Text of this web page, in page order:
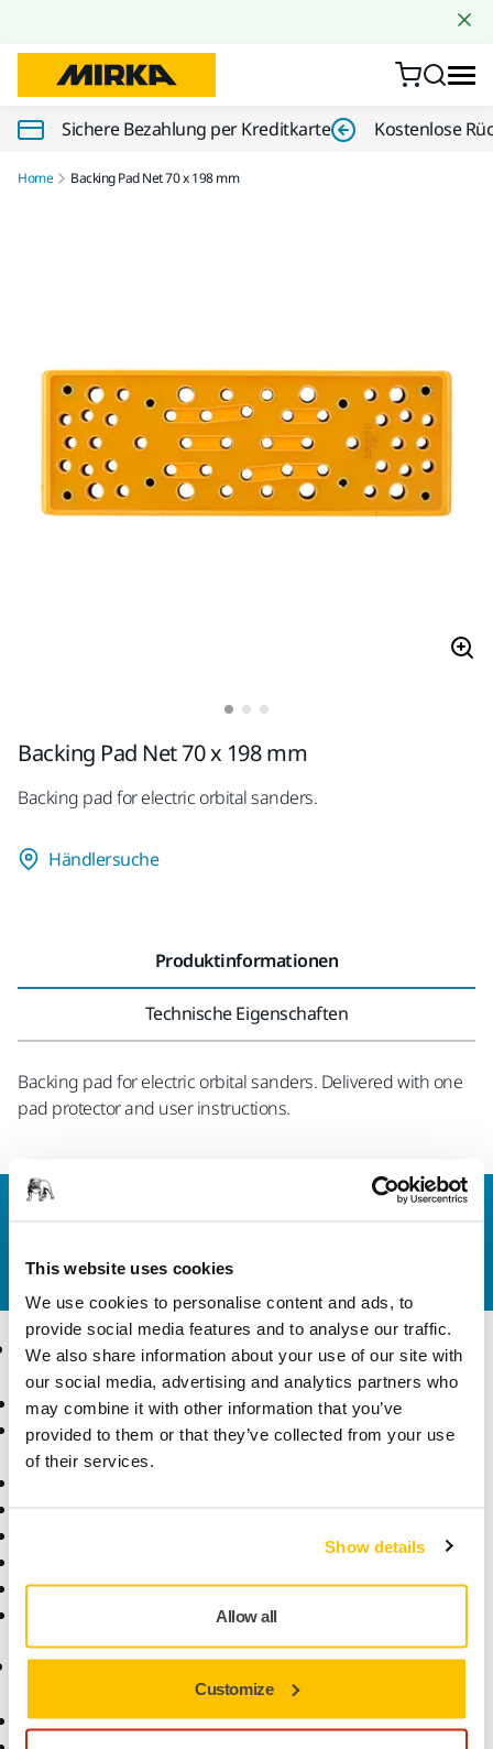
This website uses cookies
We use cookies to personalise content and ads, to
provide social media features and to analyse our traffic.
We also share information about your use of our site with
our social media, advertising and analytics partners who
may combine it with other information that you’ve
provided to them or that they’ve collected from your use
of their services.
Show details
Allow all
Customize
Sichere Bezahlung per Kreditkarte Kostenlose
Home Backing Pad Net 70 x 198 mm
Backing Pad Net 70 x 198 mm
Backing pad for electric orbital sanders.
Händlersuche
Produktinformationen
Technische Eigenschaften
Backing pad for electric orbital sanders. Delivered with one
pad protector and user instructions.
erfahren?Kontaktieren Sie uns.
Produkte
Alle Produkte
Robotik und
Automatisierung
Werkzeuge
Verbrauchsmaterialien
Know-how
Anwendungen
Lösungen
Support
Artikel retournieren
Unternehmen
Für Medien